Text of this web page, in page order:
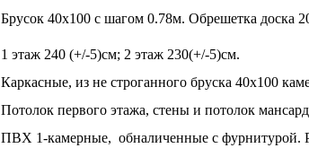
Брусок 40х100 с шагом 0.78м. Обрешетка доска
1 этаж 240 (+/-5)см; 2 этаж 230(+/-5)см.
Каркасные, из не строганного бруска 40х100
Потолок первого этажа, стены и потолок
ПВХ 1-камерные, обналиченные с фурнитурой.